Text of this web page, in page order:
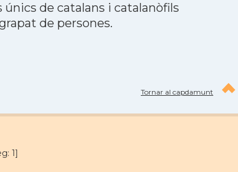
de catalans i catalanòfils
de persones.
Tornar al capdamunt
1]